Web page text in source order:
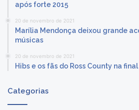
após forte 2015
20 de novembro de 2021
Marília Mendonça deixou grande
músicas
20 de novembro de 2021
Hibs e os fãs do Ross County na final
Categorias